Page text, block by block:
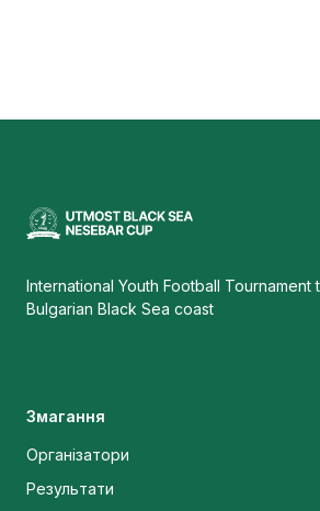
International Youth Football
Bulgarian Black Sea coast
Змагання
Організатори
Результати